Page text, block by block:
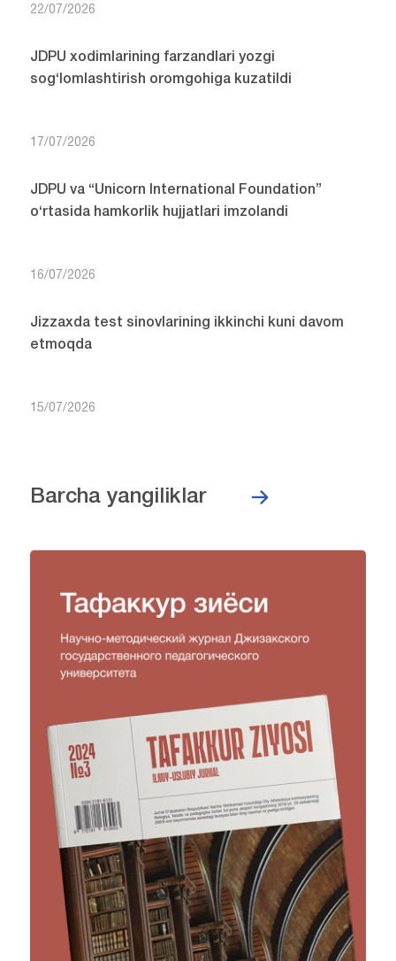
22/07/2026
JDPU xodimlarining farzandlari yozgi
sog‘lomlashtirish oromgohiga kuzatildi
17/07/2026
JDPU va “Unicorn International Foundation”
o‘rtasida hamkorlik hujjatlari imzolandi
16/07/2026
Jizzaxda test sinovlarining ikkinchi kuni davom
etmoqda
15/07/2026
Barcha yangiliklar